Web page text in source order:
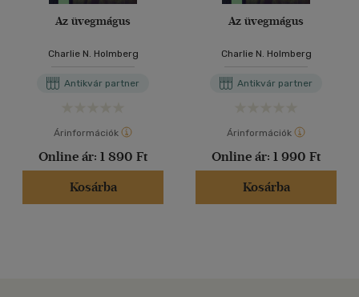
Az üvegmágus
Charlie N. Holmberg
Antikvár partner
Árinformációk
Online ár: 1 890 Ft
Kosárba
Az üvegmágus
Charlie N. Holmberg
Antikvár partner
Árinformációk
Online ár: 1 990 Ft
Kosárba